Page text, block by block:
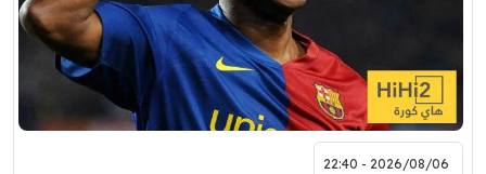
2026/08/06 - 22:40